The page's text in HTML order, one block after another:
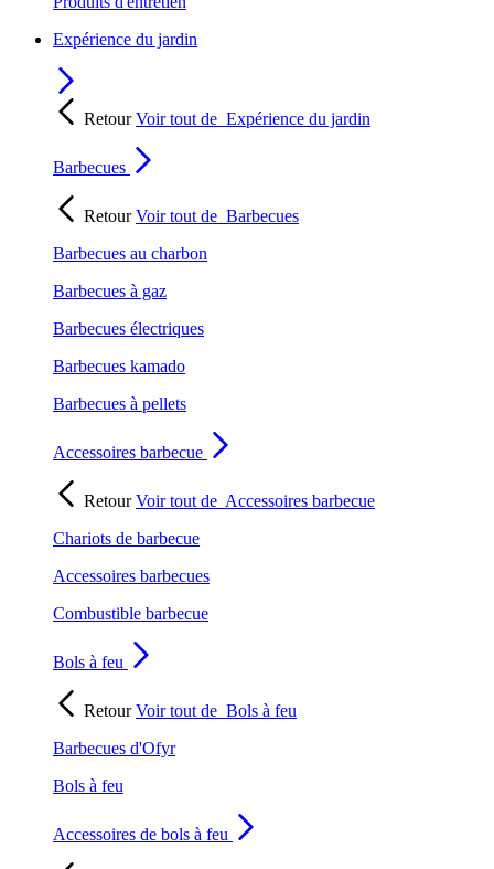
Expérience du jardin
RetourVoir tout de Expérience du jardin
Barbecues
RetourVoir tout de Barbecues
Barbecues au charbon
Barbecues à gaz
Barbecues électriques
Barbecues kamado
Barbecues à pellets
Accessoires barbecue
RetourVoir tout de Accessoires barbecue
Chariots de barbecue
Accessoires barbecues
Combustible barbecue
Bols à feu
RetourVoir tout de Bols à feu
Barbecues d'Ofyr
Bols à feu
Accessoires de bols à feu